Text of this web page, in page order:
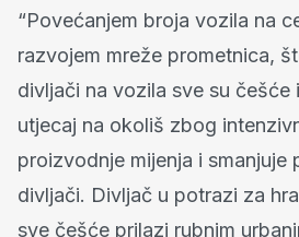
“Povećanjem broja vozila na
razvojem mreže prometnica,
divljači na vozila sve su češće
utjecaj na okoliš zbog
proizvodnje mijenja i smanjuje
divljači. Divljač u potrazi za
sve češće prilazi rubnim